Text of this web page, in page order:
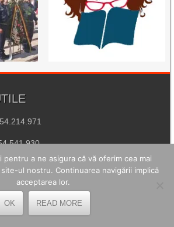
Hunedoara - 0254.215.445
- 0254.544.321
- 112
pentru a ne asigura că vă oferim cea mai
ul nostru. Continuarea navigării implică
acceptarea lor.
OK READ MORE